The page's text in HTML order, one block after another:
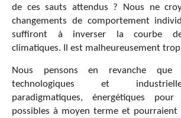
de ces sauts attendus ? Nous ne
changements de comportement
suffiront à inverser la courbe
climatiques. Il est malheureusement
Nous pensons en revanche que
technologiques et
paradigmatiques, énergétiques pour
possibles à moyen terme et pourraient